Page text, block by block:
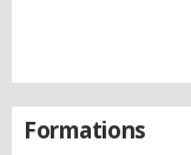
Formations